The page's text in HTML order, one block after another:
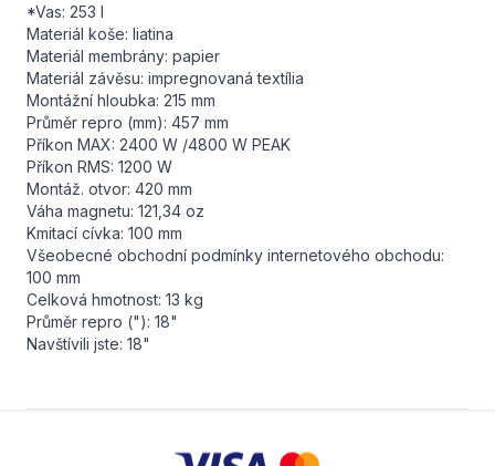
*Vas: 253 l
Materiál koše: liatina
Materiál membrány: papier
Materiál závěsu: impregnovaná textília
Montážní hloubka: 215 mm
Průměr repro (mm): 457 mm
Příkon MAX: 2400 W /4800 W PEAK
Příkon RMS: 1200 W
Montáž. otvor: 420 mm
Váha magnetu: 121,34 oz
Kmitací cívka: 100 mm
Všeobecné obchodní podmínky internetového obchodu:
100 mm
Celková hmotnost: 13 kg
Průměr repro ("): 18"
Navštívili jste: 18"